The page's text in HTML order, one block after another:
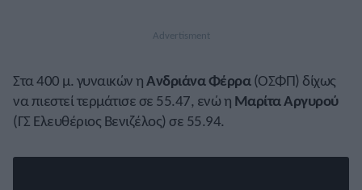
Στα 400 μ. γυναικών ηΑνδριάναΦέρρα(ΟΣΦΠ) δίχως
να πιεστεί τερμάτισε σε 55.47, ενώ η ΜαρίταΑργυρού
(ΓΣ Ελευθέριος Βενιζέλος) σε 55.94.